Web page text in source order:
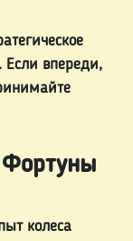
Если впереди,
Фортуны
колеса